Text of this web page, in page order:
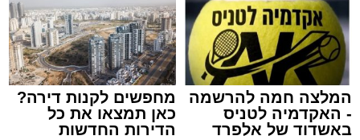
המלצה חמה להרשמה
- האקדמיה לטניס
באשדוד של אלפרד
מחפשים לקנות דירה?
כאן תמצאו את כל
הדירות החדשות